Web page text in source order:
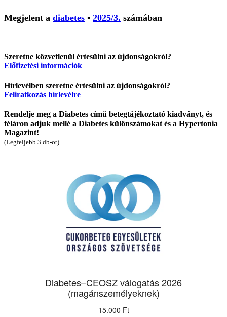
Megjelent a diabetes • 2025/3. számában
Szeretne közvetlenül értesülni az újdonságokról?
Előfizetési információk
Hírlevélben szeretne értesülni az újdonságokról?
Feliratkozás hírlevélre
Rendelje meg a Diabetes című betegtájékoztató kiadványt, és
féláron adjuk mellé a Diabetes különszámokat és a Hypertonia
Magazint!
(Legfeljebb 3 db-ot)